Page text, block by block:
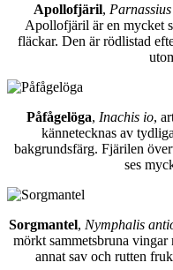
Apollofjäril,
Apollofjäril är en mycket
fläckar. Den är rödlistad
Påfågelöga, Inachis io,
kännetecknas av
bakgrundsfärg. Fjärilen
ses
Sorgmantel, Nymphalis
mörkt sammetsbruna
annat sav och rutten